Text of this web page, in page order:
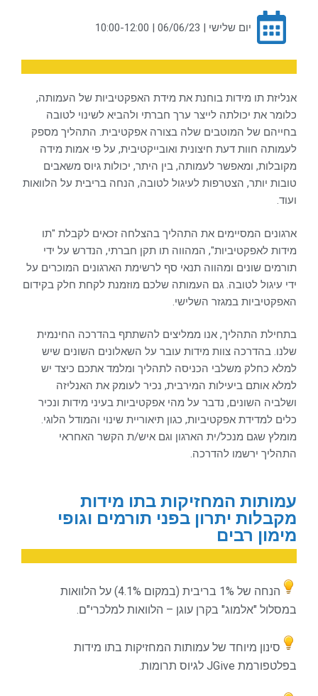
יום שלישי | 06/06/23 | 10:00-12:00
אנליזת תו מידות בוחנת את מידת האפקטיביות של העמותה,
כלומר את יכולתה לייצר ערך חברתי ולהביא לשינוי לטובה
בחייהם של המוטבים שלה בצורה אפקטיבית. התהליך מספק
לעמותה חוות דעת חיצונית ואובייקטיבית, על פי אמות מידה
מקובלות, ומאפשר לעמותה, בין היתר, יכולות גיוס משאבים
טובות יותר, הצטרפות לעיגול לטובה, הנחה בריבית על הלוואות
ועוד.
ארגונים המסיימים את התהליך בהצלחה זכאים לקבלת "תו
מידות לאפקטיביות", המהווה תו תקן חברתי, הנדרש על ידי
תורמים שונים ומהווה תנאי סף לרשימת הארגונים המוכרים על
ידי עיגול לטובה. גם העמותה שלכם מוזמנת לקחת חלק בקידום
האפקטיביות במגזר השלישי.
בתחילת התהליך, אנו ממליצים להשתתף בהדרכה החינמית
שלנו. בהדרכה צוות מידות עובר על השאלונים השונים שיש
למלא כחלק משלבי הכניסה לתהליך ומלמד אתכם כיצד יש
למלא אותם ביעילות המירבית, נכיר לעומק את האנליזה
ושלביה השונים, נדבר על מהי אפקטיביות בעיני מידות ונכיר
כלים למדידת אפקטיביות, כגון תיאוריית שינוי והמודל הלוגי.
מומלץ שגם מנכל/ית הארגון וגם איש/ת הקשר האחראי
התהליך ירשמו להדרכה.
עמותות המחזיקות בתו מידות
מקבלות יתרון בפני תורמים וגופי
מימון רבים
הנחה של 1% בריבית (במקום 4.1%) על הלוואות
במסלול "אלמוג" בקרן עוגן – הלוואות למלכרי"ם.
סינון מיוחד של עמותות המחזיקות בתו מידות
בפלטפורמת JGive לגיוס תרומות.